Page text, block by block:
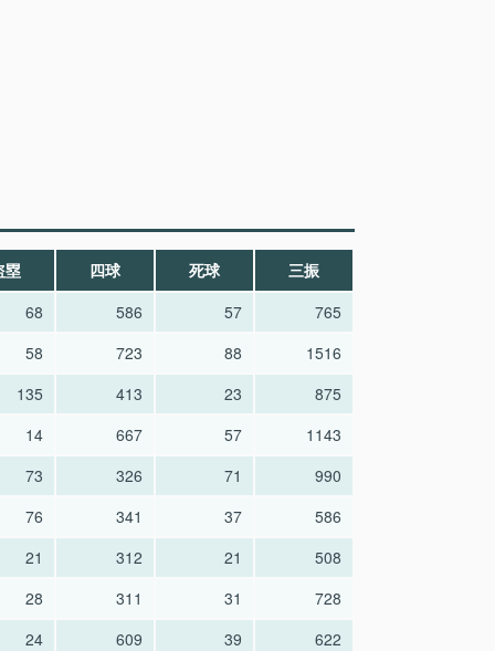
塁 四球 死球
三振
68
586 57
765
58
723 88
1516
135
413 23
875
14
667 57
1143
73
326 71
990
76
341 37
586
21
312 21
508
28
311 31
728
24
609 39
622